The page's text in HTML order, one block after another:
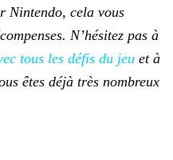
Nintendo, cela vous
N’hésitez pas à
tous les défis du jeu et à
êtes déjà très nombreux